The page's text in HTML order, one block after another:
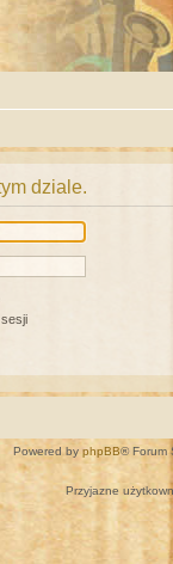
dziale.
Powered by phpBB® Forum
Przyjazne